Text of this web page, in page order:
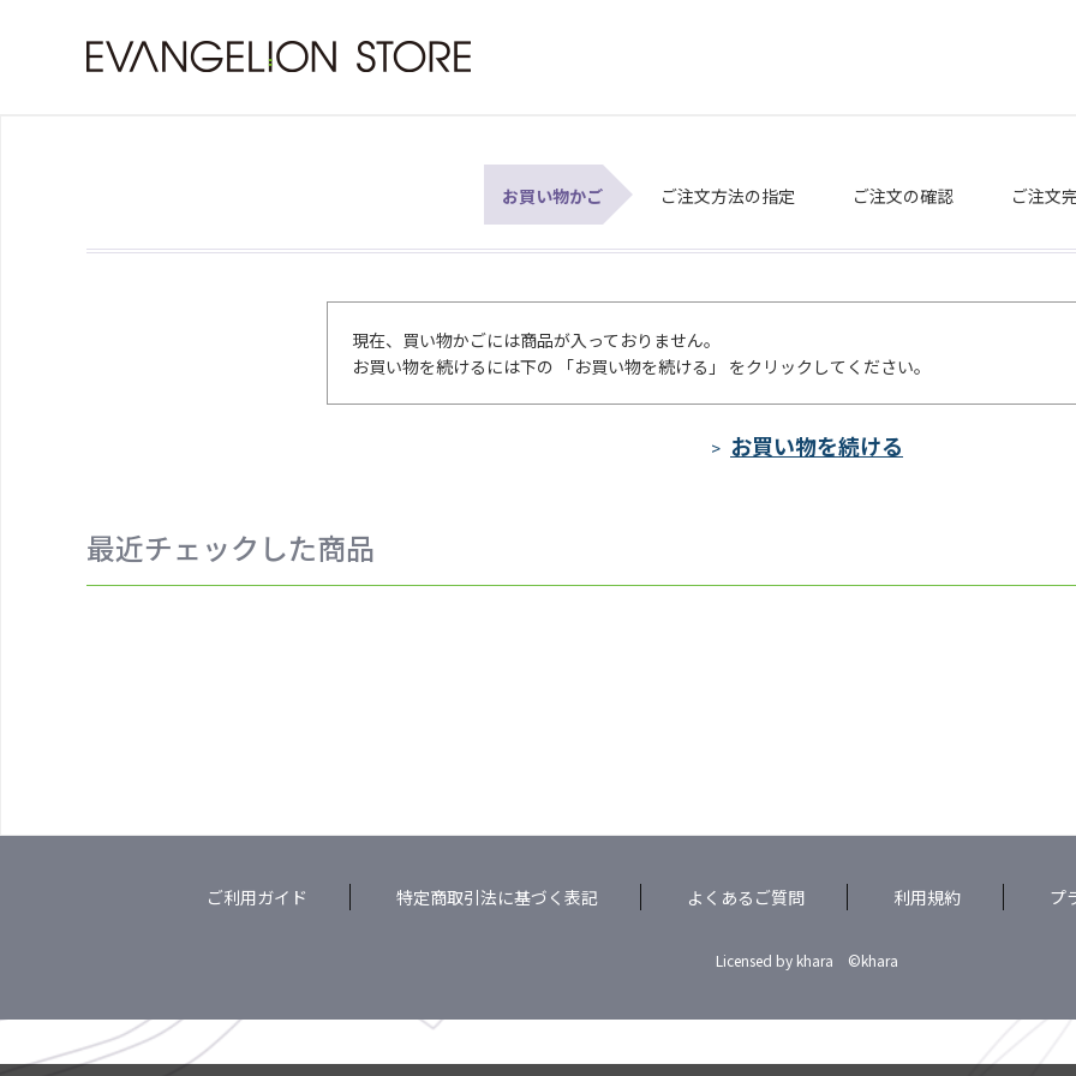
お買い物かご ご注文方法の指定 ご注文の確認 ご注文
現在、買い物かごには商品が入っておりません。
お買い物を続けるには下の 「お買い物を続ける」 をクリックしてください。
>
最近チェックした商品
ご利用ガイド 特定商取引法に基づく表記 よくあるご質問 利用規約 プ
Licensed by khara ©khara